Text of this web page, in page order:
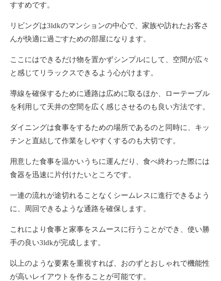
すすめです。
リビングは3ldkのマンションの中心で、家族や訪れたお客さ
んが快適に過ごすための部屋になります。
ここにはできるだけ物を置かずシンプルにして、空間が広々
と感じてリラックスできるよう心がけます。
導線を確保するために通路は広めに取るほか、ローテーブル
を利用して天井の空間を広く感じさせるのも良い方法です。
ダイニングは食事をするための場所であるのと同時に、キッ
チンと直結して作業をしやすくするのも大切です。
用意した食事を温かいうちに運んだり、食べ終わった際には
食器を迅速に片付けたいところです。
一連の流れが途切れることなくシームレスに進行できるよう
に、周回できるような通路を確保します。
これにより食事と家事をスムースに行うことができ、使い勝
手の良い3ldkが完成します。
以上のような要素を重視すれば、おのずとおしゃれで機能性
が高いレイアウトを作ることが可能です。